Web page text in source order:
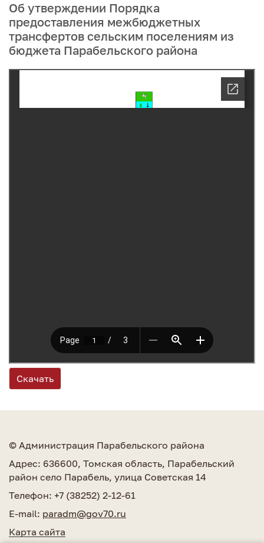
Об утверждении Порядка
предоставления межбюджетных
трансфертов сельским поселениям из
бюджета Парабельского района
Скачать
© Администрация Парабельского района
Адрес: 636600, Томская область, Парабельский
район село Парабель, улица Советская 14
Телефон: +7 (38252) 2-12-61
E-mail: paradm@gov70.ru
Карта сайта